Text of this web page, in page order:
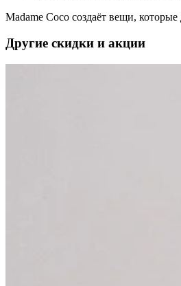
Madame Coco создаёт вещи,
Другие скидки и акции